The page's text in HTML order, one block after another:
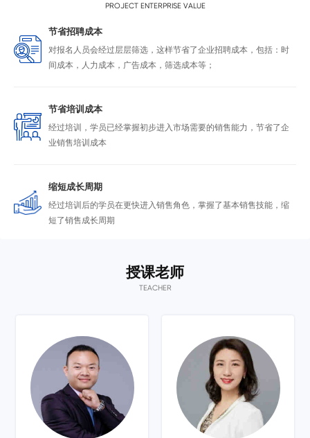
用人单位现场观摩
PROJECT ENTERPRISE VALUE
节省招聘成本
对报名人员会经过层层筛选，这样节省了企业招聘成本，包括：时
间成本，人力成本，广告成本，筛选成本等；
节省培训成本
经过培训，学员已经掌握初步进入市场需要的销售能力，节省了企
业销售培训成本
缩短成长周期
经过培训后的学员在更快进入销售角色，掌握了基本销售技能，缩
短了销售成长周期
授课老师
TEACHER